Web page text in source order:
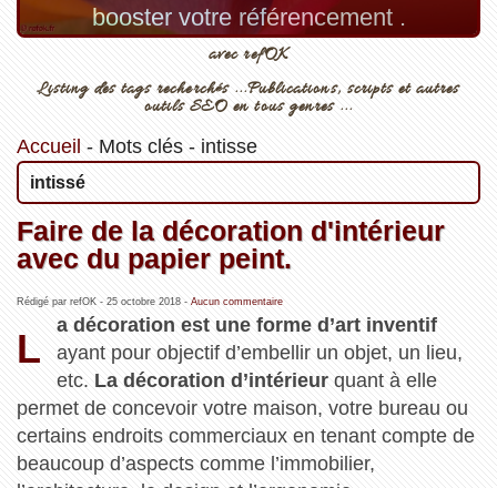
booster votre référencement .
avec refOK
Listing des tags recherchés ...Publications, scripts et autres
outils SEO en tous genres ...
Accueil - Mots clés- intisse
intissé
Faire de la décoration d'intérieur
avec du papier peint.
Rédigé par refOK - 25 octobre 2018- Aucun commentaire
L
a décoration est une forme d’art inventif
ayant pour objectif d’embellir un objet, un lieu,
etc. La décoration d’intérieur quant à elle
permet de concevoir votre maison, votre bureau ou
certains endroits commerciaux en tenant compte de
beaucoup d’aspects comme l’immobilier,